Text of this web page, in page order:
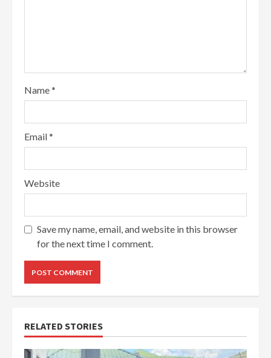
Name*
Email*
Website
Save my name, email, and website in this browser
for the next time I comment.
RELATED STORIES